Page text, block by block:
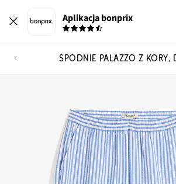
Aplikacja bonprix
SPODNIE PALAZZO Z KORY,